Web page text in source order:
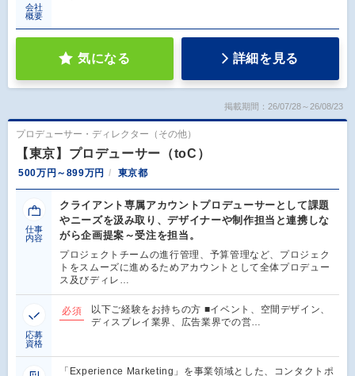
会社
概要
気になる 詳細を見る
掲載期間：26/07/28～26/08/23
プロデューサー・ディレクター（その他）
【東京】プロデューサー（toC）
500万円～899万円 東京都
仕事
内容
クライアント専属アカウントプロデューサーとして課題
やニーズを汲み取り、デザイナーや制作担当と連携しな
がら企画提案～受注を担当。
プロジェクトチームの進行管理、予算管理など、プロジェク
トをスムーズに進めるためアカウントとして全体プロデュー
ス及びディレ…
応募
資格
必須
以下ご経験をお持ちの方 ■イベント、空間デザイン、
ディスプレイ業界、広告業界での営…
「Experience Marketing」を事業領域とした、コンタクトポ